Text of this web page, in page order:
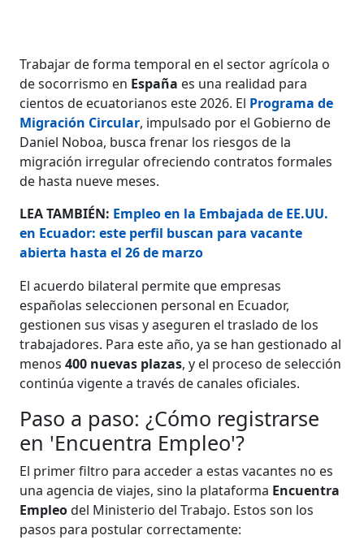
Trabajar de forma temporal en el sector agrícola o
de socorrismo en España es una realidad para
cientos de ecuatorianos este 2026. El Programa de
Migración Circular, impulsado por el Gobierno de
Daniel Noboa, busca frenar los riesgos de la
migración irregular ofreciendo contratos formales
de hasta nueve meses.
LEA TAMBIÉN: Empleo en la Embajada de EE.UU.
en Ecuador: este perfil buscan para vacante
abierta hasta el 26 de marzo
El acuerdo bilateral permite que empresas
españolas seleccionen personal en Ecuador,
gestionen sus visas y aseguren el traslado de los
trabajadores. Para este año, ya se han gestionado al
menos400 nuevas plazas, y el proceso de selección
continúa vigente a través de canales oficiales.
Paso a paso: ¿Cómo registrarse
en 'Encuentra Empleo'?
El primer filtro para acceder a estas vacantes no es
una agencia de viajes, sino la plataforma Encuentra
Empleodel Ministerio del Trabajo. Estos son los
pasos para postular correctamente: